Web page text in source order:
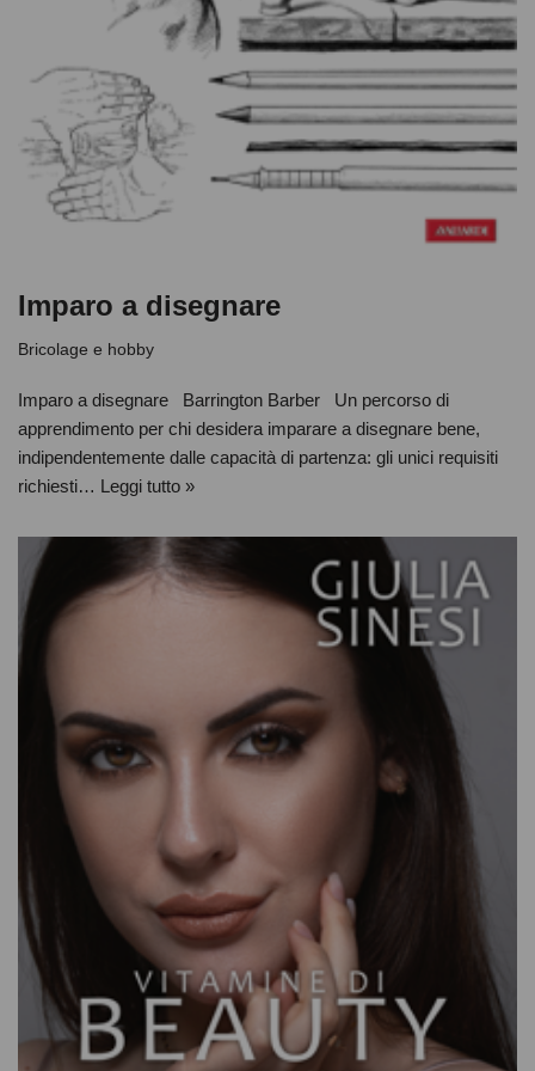
Imparo a disegnare
Bricolage e hobby
Imparo a disegnare Barrington Barber Un percorso di
apprendimento per chi desidera imparare a disegnare bene,
indipendentemente dalle capacità di partenza: gli unici requisiti
richiesti… Leggi tutto »